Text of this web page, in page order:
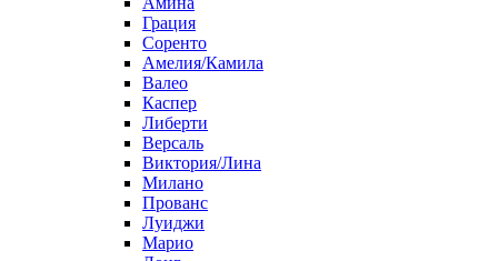
Грация
Соренто
Амелия/Камила
Валео
Каспер
Либерти
Версаль
Виктория/Лина
Милано
Прованс
Луиджи
Марио